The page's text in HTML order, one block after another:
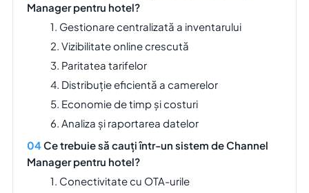
Manager pentru hotel?
1. Gestionare centralizată a inventarului
2. Vizibilitate online crescută
3. Paritatea tarifelor
4. Distribuție eficientă a camerelor
5. Economie de timp și costuri
6. Analiza și raportarea datelor
Ce trebuie să cauți într-un sistem de Channel
Manager pentru hotel?
1. Conectivitate cu OTA-urile